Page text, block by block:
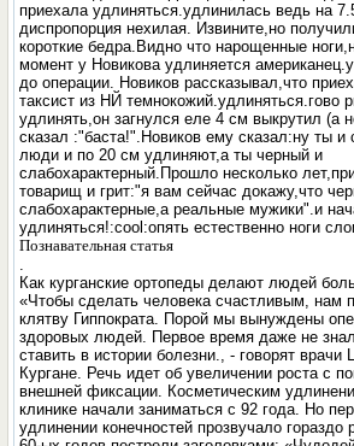
приехала удлиняться.удлинилась ведь на
диспропорция нехилая. Извините,но
короткие бедра.Видно что нарощенные
момент у Новикова удлиняется
до операции. Новиков рассказывал,что
таксист из НЙ темнокожий.удлиняться.гово
удлинять,он загнулся еле 4 см выкрутил (а
сказал :"баста!".Новиков ему сказал:ну ты и
люди и по 20 см удлиняют,а ты черный и
слабохарактерный.Прошло несколько
товарищ и грит:"я вам сейчас докажу,что
слабохарактерные,а реальные мужики".и
удлиняться!:cool:опять естественно ноги
Познавательная статья
Как курганские ортопеды делают людей
«Чтобы сделать человека счастливым, нам
клятву Гиппократа. Порой мы вынуждены
здоровых людей. Первое время даже не
ставить в истории болезни., - говорят врачи
Кургане. Речь идет об увеличении роста с
внешней фиксации. Косметическим
клинике начали заниматься с 92 года. Но
удлинении конечностей прозвучало гораздо